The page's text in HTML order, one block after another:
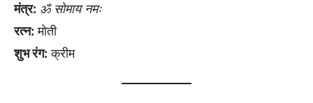
मंत्र: ॐ सोमाय नमः
रत्न: मोती
शुभ रंग: क्रीम